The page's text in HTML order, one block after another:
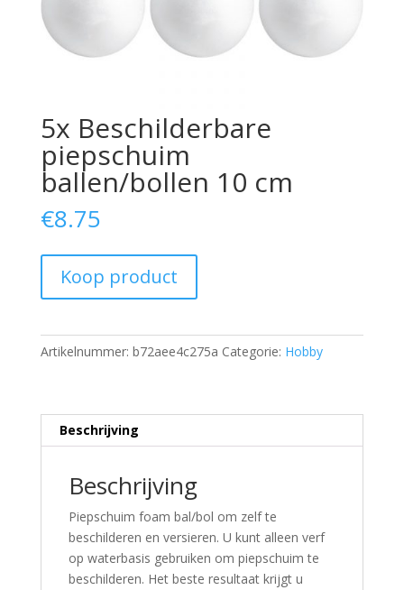
5x Beschilderbare
piepschuim
ballen/bollen 10 cm
€8.75
Koop product
Artikelnummer: b72aee4c275a Categorie: Hobby
Beschrijving
Beschrijving
Piepschuim foam bal/bol om zelf te
beschilderen en versieren. U kunt alleen verf
op waterbasis gebruiken om piepschuim te
beschilderen. Het beste resultaat krijgt u